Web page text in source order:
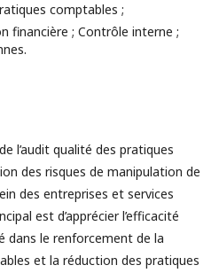
comptables ;
financière ; Contrôle interne ;
l’audit qualité des pratiques
des risques de manipulation de
des entreprises et services
est d’apprécier l’efficacité
dans le renforcement de la
et la réduction des pratiques